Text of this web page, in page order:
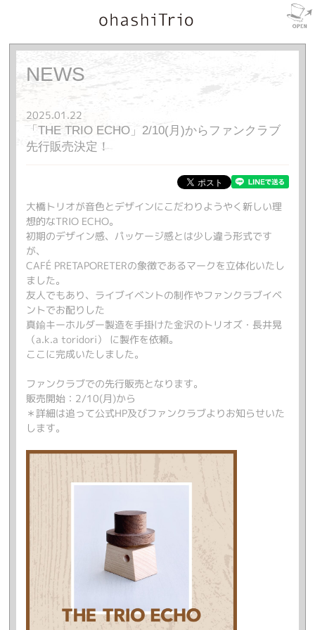
NEWS
2025.01.22
「THE TRIO ECHO」2/10(月)からファンクラブ
先行販売決定！
大橋トリオが音色とデザインにこだわりようやく新しい理
想的なTRIO ECHO。
初期のデザイン感、パッケージ感とは少し違う形式です
が、
CAFÉ PRETAPORETERの象徴であるマークを立体化いたし
ました。
友人でもあり、ライブイベントの制作やファンクラブイベ
ントでお配りした
真鍮キーホルダー製造を手掛けた金沢のトリオズ・長井晃
（a.k.a toridori） に製作を依頼。
ここに完成いたしました。
ファンクラブでの先行販売となります。
販売開始：2/10(月)から
＊詳細は追って公式HP及びファンクラブよりお知らせいた
します。